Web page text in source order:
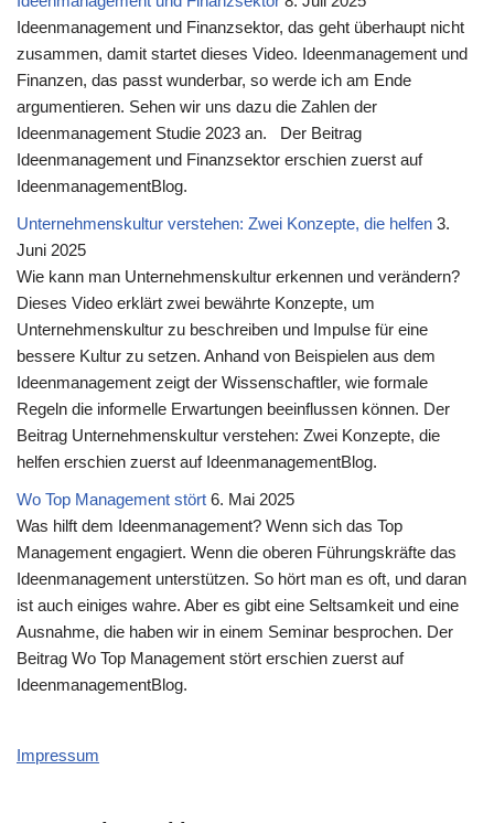
Ideenmanagement und Finanzsektor, das geht überhaupt nicht
zusammen, damit startet dieses Video. Ideenmanagement und
Finanzen, das passt wunderbar, so werde ich am Ende
argumentieren. Sehen wir uns dazu die Zahlen der
Ideenmanagement Studie 2023 an. Der Beitrag
Ideenmanagement und Finanzsektor erschien zuerst auf
IdeenmanagementBlog.
Unternehmenskultur verstehen: Zwei Konzepte, die helfen 3.
Juni 2025
Wie kann man Unternehmenskultur erkennen und verändern?
Dieses Video erklärt zwei bewährte Konzepte, um
Unternehmenskultur zu beschreiben und Impulse für eine
bessere Kultur zu setzen. Anhand von Beispielen aus dem
Ideenmanagement zeigt der Wissenschaftler, wie formale
Regeln die informelle Erwartungen beeinflussen können. Der
Beitrag Unternehmenskultur verstehen: Zwei Konzepte, die
helfen erschien zuerst auf IdeenmanagementBlog.
Wo Top Management stört 6. Mai 2025
Was hilft dem Ideenmanagement? Wenn sich das Top
Management engagiert. Wenn die oberen Führungskräfte das
Ideenmanagement unterstützen. So hört man es oft, und daran
ist auch einiges wahre. Aber es gibt eine Seltsamkeit und eine
Ausnahme, die haben wir in einem Seminar besprochen. Der
Beitrag Wo Top Management stört erschien zuerst auf
IdeenmanagementBlog.
Impressum